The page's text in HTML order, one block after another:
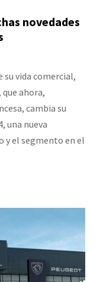
novedades
su vida comercial,
ahora,
cambia su
una nueva
y el segmento en el